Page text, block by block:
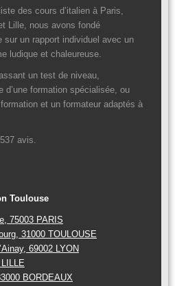
des cours d’italien à Paris,
Lille, nous avons fondé
sur un rapport individuel avec un
ludique et chaleureuse.
un test de niveau,
d’une formation spécialisée, ou
et un formateur adaptés à
avis.
Toulouse
75003 PARIS
31000 TOULOUSE
69002 LYON
BORDEAUX